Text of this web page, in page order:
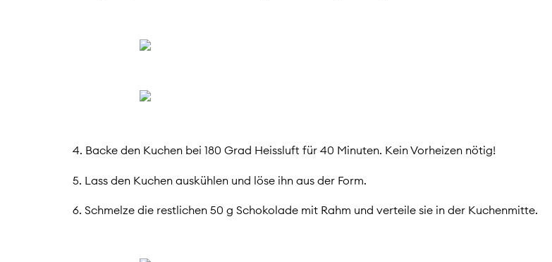
4. Backe den Kuchen bei 180 Grad Heissluft für 40 Minuten. Kein Vorheizen nötig!
5. Lass den Kuchen auskühlen und löse ihn aus der Form.
6. Schmelze die restlichen 50 g Schokolade mit Rahm und verteile sie in der Kuchenmitte.